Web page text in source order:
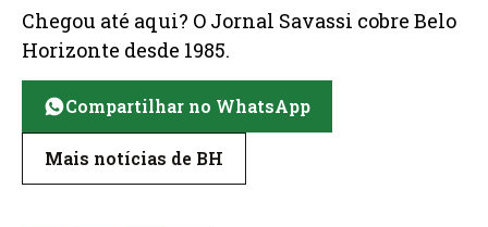
Chegou até aqui? O Jornal Savassi cobre Belo
Horizonte desde 1985.
Compartilhar no WhatsApp
Mais notícias de BH